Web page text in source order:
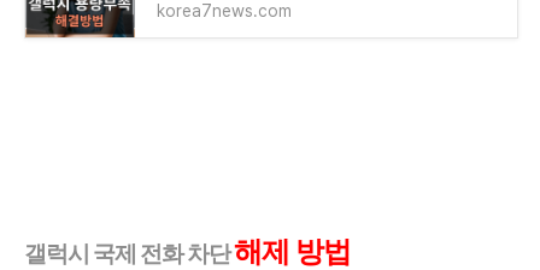
korea7news.com
갤럭시 국제 전화 차단해제 방법